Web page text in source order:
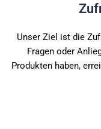
Unser Ziel ist die
Fragen oder
Produkten haben,